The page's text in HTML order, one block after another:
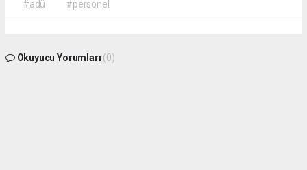
#adü #personel
Okuyucu Yorumları (0)